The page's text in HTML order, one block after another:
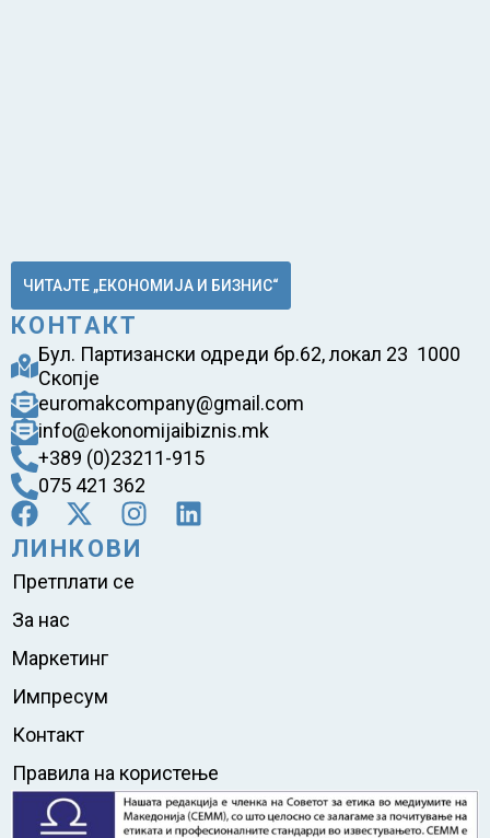
ЧИТАЈТЕ „ЕКОНОМИЈА И БИЗНИС“
КОНТАКТ
Бул. Партизански одреди бр.62, локал 23 1000
Скопје
euromakcompany@gmail.com
info@ekonomijaibiznis.mk
+389 (0)23211-915
075 421 362
ЛИНКОВИ
Претплати се
За нас
Маркетинг
Импресум
Контакт
Правила на користење